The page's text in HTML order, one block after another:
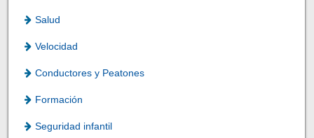
Salud
Velocidad
Conductores y Peatones
Formación
Seguridad infantil